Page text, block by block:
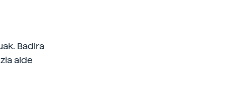
Badira
alde